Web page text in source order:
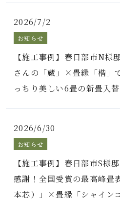
2026/7/2
お知らせ
【施工事例】春日部市N様
さんの「蔵」×畳縁「楷」
っちり美しい6畳の新畳入
2026/6/30
お知らせ
【施工事例】春日部市S様
感謝！全国受賞の最高峰畳
本芯）」×畳縁「シャイン